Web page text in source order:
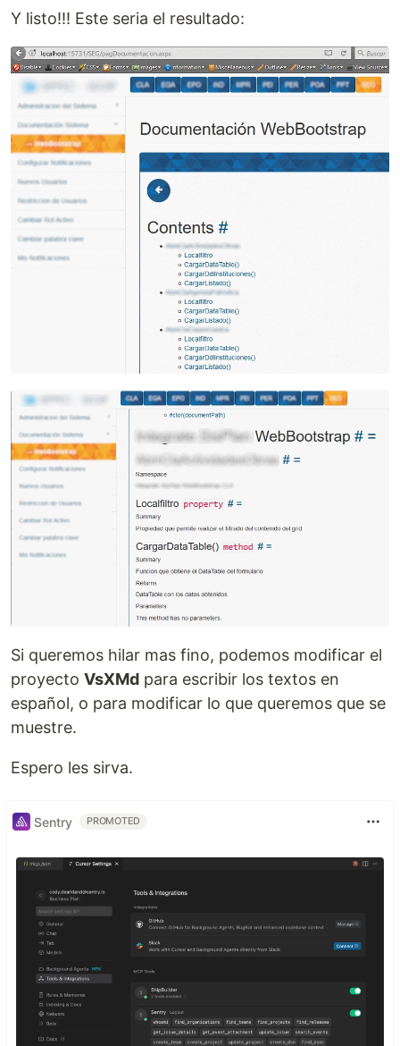
Y listo!!! Este seria el resultado:
Si queremos hilar mas fino, podemos modificar el
proyecto VsXMd para escribir los textos en
español, o para modificar lo que queremos que se
muestre.
Espero les sirva.
Sentry PROMOTED